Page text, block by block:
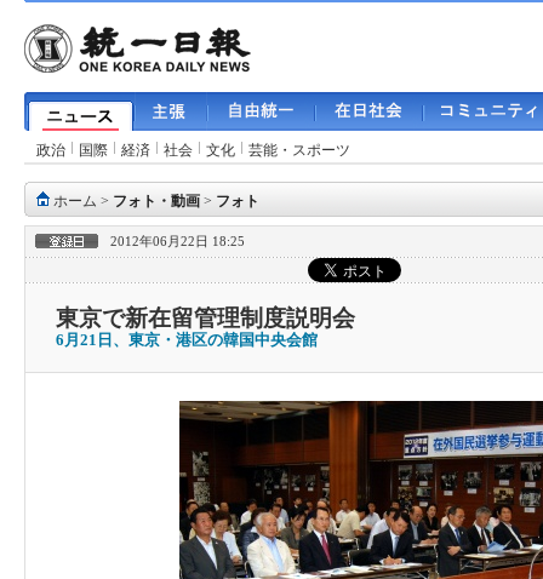
政治 国際 経済 社会 文化 芸能・スポーツ
ホーム > フォト・動画 > フォト
2012年06月22日 18:25
東京で新在留管理制度説明会
6月21日、東京・港区の韓国中央会館